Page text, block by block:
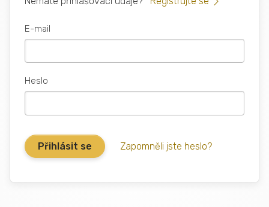
E-mail
Heslo
Zapomněli jste heslo?